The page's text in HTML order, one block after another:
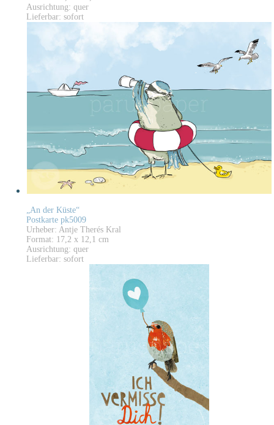
Ausrichtung: quer
Lieferbar: sofort
„An der Küste“
Postkarte pk5009
Urheber: Antje Therés Kral
Format: 17,2 x 12,1 cm
Ausrichtung: quer
Lieferbar: sofort